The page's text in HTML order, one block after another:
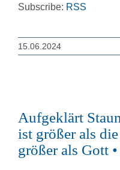
Subscribe: RSS
15.06.2024
Aufgeklärt
ist größer als
größer als Gott